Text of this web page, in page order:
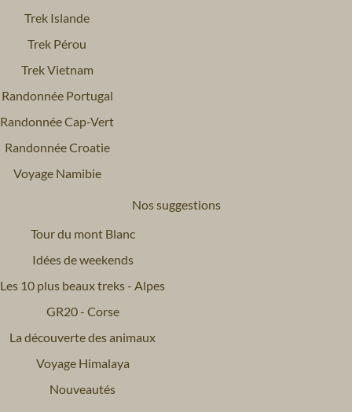
Trek Islande
Trek Pérou
Trek Vietnam
Randonnée Portugal
Randonnée Cap-Vert
Randonnée Croatie
Voyage Namibie
Nos suggestions
Tour du mont Blanc
Idées de weekends
Les 10 plus beaux treks - Alpes
GR20 - Corse
La découverte des animaux
Voyage Himalaya
Nouveautés